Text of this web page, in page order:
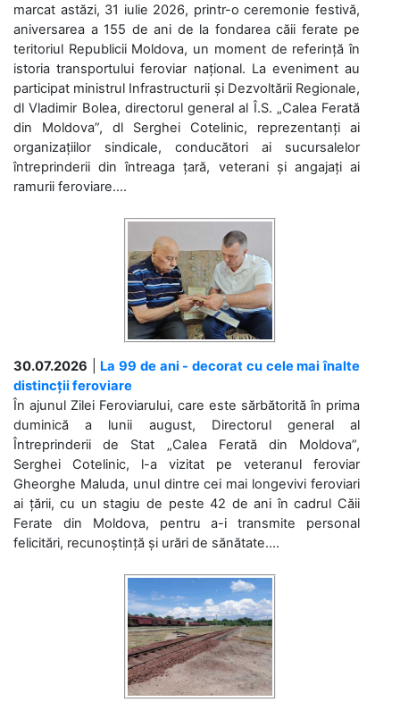
marcat astăzi, 31 iulie 2026, printr-o ceremonie festivă,
aniversarea a 155 de ani de la fondarea căii ferate pe
teritoriul Republicii Moldova, un moment de referință în
istoria transportului feroviar național. La eveniment au
participat ministrul Infrastructurii și Dezvoltării Regionale,
dl Vladimir Bolea, directorul general al Î.S. „Calea Ferată
din Moldova”, dl Serghei Cotelinic, reprezentanți ai
organizațiilor sindicale, conducători ai sucursalelor
întreprinderii din întreaga țară, veterani și angajați ai
ramurii feroviare....
30.07.2026
La 99 de ani - decorat cu cele mai înalte
distincții feroviare
În ajunul Zilei Feroviarului, care este sărbătorită în prima
duminică a lunii august, Directorul general al
Întreprinderii de Stat „Calea Ferată din Moldova”,
Serghei Cotelinic, l-a vizitat pe veteranul feroviar
Gheorghe Maluda, unul dintre cei mai longevivi feroviari
ai țării, cu un stagiu de peste 42 de ani în cadrul Căii
Ferate din Moldova, pentru a-i transmite personal
felicitări, recunoștință și urări de sănătate....